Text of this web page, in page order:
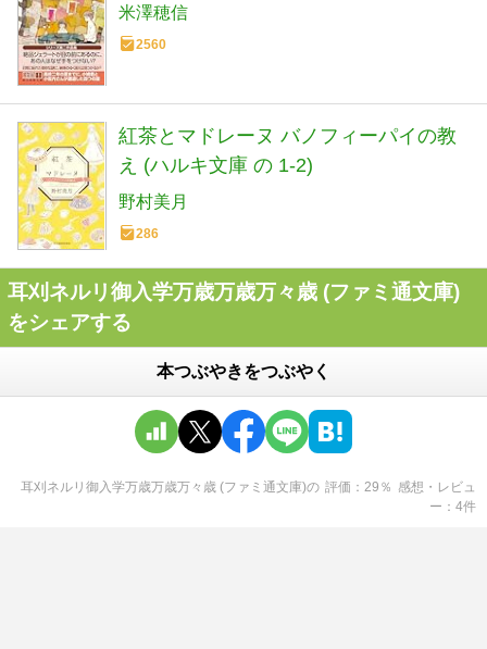
米澤穂信
2560
紅茶とマドレーヌ バノフィーパイの教
え (ハルキ文庫 の 1-2)
野村美月
286
耳刈ネルリ御入学万歳万歳万々歳 (ファミ通文庫)
をシェアする
本つぶやきをつぶやく
耳刈ネルリ御入学万歳万歳万々歳 (ファミ通文庫)の 評価 29 ％ 感想・レビュ
ー
4件